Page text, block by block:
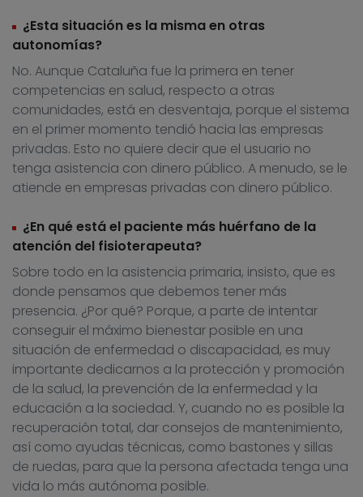
¿Esta situación es la misma en otras
autonomías?
No. Aunque Cataluña fue la primera en tener
competencias en salud, respecto a otras
comunidades, está en desventaja, porque el sistema
en el primer momento tendió hacia las empresas
privadas. Esto no quiere decir que el usuario no
tenga asistencia con dinero público. A menudo, se le
atiende en empresas privadas con dinero público.
¿En qué está el paciente más huérfano de la
atención del fisioterapeuta?
Sobre todo en la asistencia primaria, insisto, que es
donde pensamos que debemos tener más
presencia. ¿Por qué? Porque, a parte de intentar
conseguir el máximo bienestar posible en una
situación de enfermedad o discapacidad, es muy
importante dedicarnos a la protección y promoción
de la salud, la prevención de la enfermedad y la
educación a la sociedad. Y, cuando no es posible la
recuperación total, dar consejos de mantenimiento,
así como ayudas técnicas, como bastones y sillas
de ruedas, para que la persona afectada tenga una
vida lo más autónoma posible.